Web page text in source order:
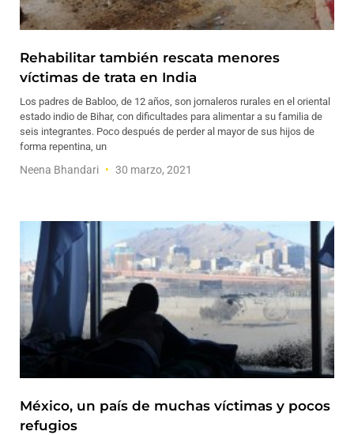
Rehabilitar también rescata menores
víctimas de trata en India
Los padres de Babloo, de 12 años, son jornaleros rurales en el oriental
estado indio de Bihar, con dificultades para alimentar a su familia de
seis integrantes. Poco después de perder al mayor de sus hijos de
forma repentina, un
Neena Bhandari 30 marzo, 2021
México, un país de muchas víctimas y pocos
refugios